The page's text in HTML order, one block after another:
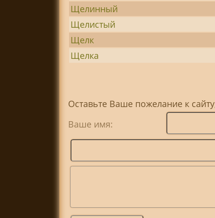
Щелинный
Щелистый
Щелк
Щелка
Оставьте Ваше пожелание к
Ваше имя: